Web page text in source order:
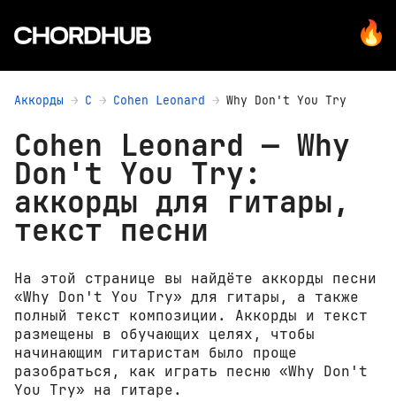
Аккорды C Cohen Leonard Why Don't You Try
Cohen Leonard — Why
Don't You Try:
аккорды для гитары,
текст песни
На этой странице вы найдёте аккорды песни
«Why Don't You Try» для гитары, а также
полный текст композиции. Аккорды и текст
размещены в обучающих целях, чтобы
начинающим гитаристам было проще
разобраться, как играть песню «Why Don't
You Try» на гитаре.